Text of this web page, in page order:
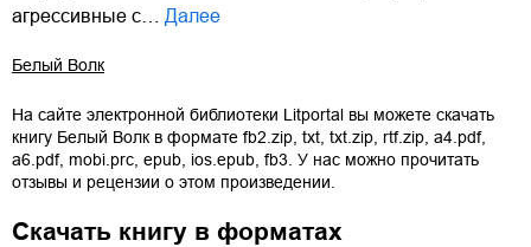
агрессивные с…
Далее
Белый Волк
На сайте электронной библиотеки Litportal вы можете скачать
книгу Белый Волк в формате fb2.zip, txt, txt.zip, rtf.zip, a4.pdf,
a6.pdf, mobi.prc, epub, ios.epub, fb3. У нас можно прочитать
отзывы и рецензии о этом произведении.
Скачать книгу в форматах